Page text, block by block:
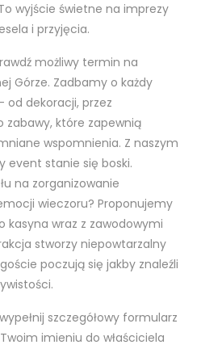
wyjście świetne na imprezy
i przyjęcia.
możliwy termin na
Górze. Zadbamy o każdy
od dekoracji, przez
zabawy, które zapewnią
wspomnienia. Z naszym
event stanie się boski.
na zorganizowanie
wieczoru? Proponujemy
wraz z zawodowymi
stworzy niepowtarzalny
poczują się jakby znaleźli
szczegółowy formularz
imieniu do właściciela